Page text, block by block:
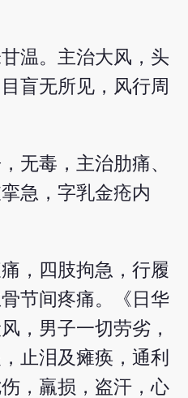
温。主治大风，头
盲无所见，风行周
无毒，主治肋痛、
急，字乳金疮内
，四肢拘急，行履
节间疼痛。《日华
，男子一切劳劣，
止泪及瘫痪，通利
，羸损，盗汗，心